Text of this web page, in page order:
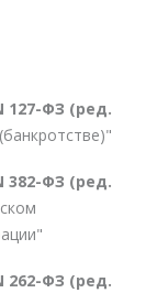
127-ФЗ (ред.
382-ФЗ (ред.
262-ФЗ (ред.